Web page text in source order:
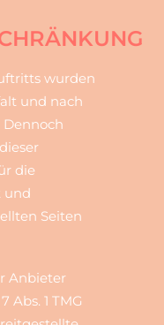
wurden
und nach
Dennoch
die
und
Seiten
Anbieter
Abs. 1 TMG